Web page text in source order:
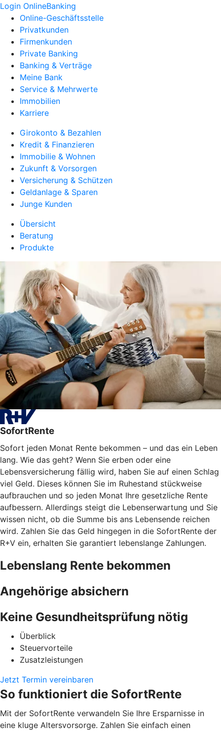
Login OnlineBanking
Online-Geschäftsstelle
Privatkunden
Firmenkunden
Private Banking
Banking & Verträge
Meine Bank
Service & Mehrwerte
Immobilien
Karriere
Girokonto & Bezahlen
Kredit & Finanzieren
Immobilie & Wohnen
Zukunft & Vorsorgen
Versicherung & Schützen
Geldanlage & Sparen
Junge Kunden
Übersicht
Beratung
Produkte
SofortRente
Sofort jeden Monat Rente bekommen – und das ein Leben
lang. Wie das geht? Wenn Sie erben oder eine
Lebensversicherung fällig wird, haben Sie auf einen Schlag
viel Geld. Dieses können Sie im Ruhestand stückweise
aufbrauchen und so jeden Monat Ihre gesetzliche Rente
aufbessern. Allerdings steigt die Lebenserwartung und Sie
wissen nicht, ob die Summe bis ans Lebensende reichen
wird. Zahlen Sie das Geld hingegen in die SofortRente der
R+V ein, erhalten Sie garantiert lebenslange Zahlungen.
Lebenslang Rente bekommen
Angehörige absichern
Keine Gesundheitsprüfung nötig
Überblick
Steuervorteile
Zusatzleistungen
Jetzt Termin vereinbaren
So funktioniert die SofortRente
Mit der SofortRente verwandeln Sie Ihre Ersparnisse in
eine kluge Altersvorsorge. Zahlen Sie einfach einen